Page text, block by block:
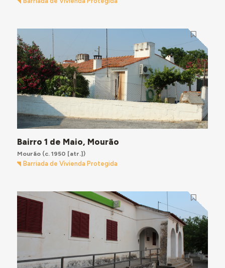
Bairro 1 de Maio, Mourão
Mourão(c. 1950 [atr.])
Barriada de Vivienda Protegida